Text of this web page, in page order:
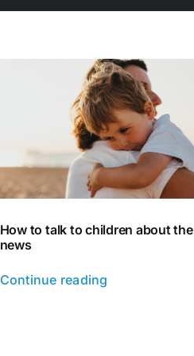
How to talk to children about the
news
Continue reading